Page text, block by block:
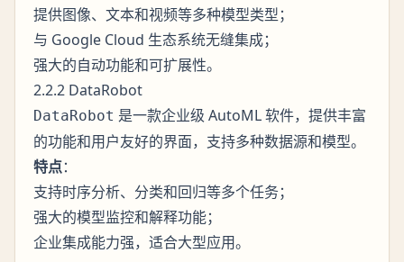
提供图像、文本和视频等多种模型类型；
与 Google Cloud 生态系统无缝集成；
强大的自动功能和可扩展性。
2.2.2 DataRobot
DataRobot 是一款企业级 AutoML 软件，提供丰富
的功能和用户友好的界面，支持多种数据源和模型。
特点：
支持时序分析、分类和回归等多个任务；
强大的模型监控和解释功能；
企业集成能力强，适合大型应用。